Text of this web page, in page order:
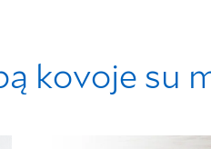
kovoje su